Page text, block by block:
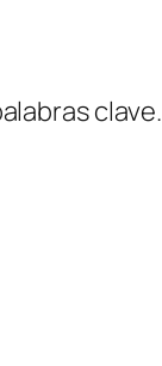
clave.